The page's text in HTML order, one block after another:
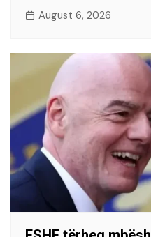
August 6, 2026